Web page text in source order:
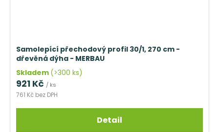
Samolepící přechodový profil 30/1, 270 cm -
dřevěná dýha - MERBAU
Skladem (>300 ks)
761 Kč bez DPH
921 Kč / ks
Detail